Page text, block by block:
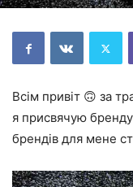
Всім привіт 🙃 за
я присвячую
брендів для мене